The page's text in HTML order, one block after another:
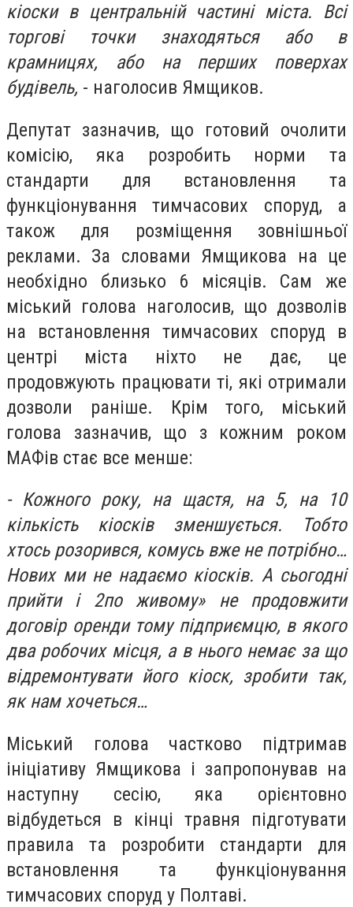
кіоски в центральній частині міста. Всі
торгові точки знаходяться або в
крамницях, або на перших поверхах
будівель, - наголосив Ямщиков.
Депутат зазначив, що готовий очолити
комісію, яка розробить норми та
стандарти для встановлення та
функціонування тимчасових споруд, а
також для розміщення зовнішньої
реклами. За словами Ямщикова на це
необхідно близько 6 місяців. Сам же
міський голова наголосив, що дозволів
на встановлення тимчасових споруд в
центрі міста ніхто не дає, це
продовжують працювати ті, які отримали
дозволи раніше. Крім того, міський
голова зазначив, що з кожним роком
МАФів стає все менше:
- Кожного року, на щастя, на 5, на 10
кількість кіосків зменшується. Тобто
хтось розорився, комусь вже не потрібно…
Нових ми не надаємо кіосків. А сьогодні
прийти і 2по живому» не продовжити
договір оренди тому підприємцю, в якого
два робочих місця, а в нього немає за що
відремонтувати його кіоск, зробити так,
як нам хочеться…
Міський голова частково підтримав
ініціативу Ямщикова і запропонував на
наступну сесію, яка орієнтовно
відбудеться в кінці травня підготувати
правила та розробити стандарти для
встановлення та функціонування
тимчасових споруд у Полтаві.